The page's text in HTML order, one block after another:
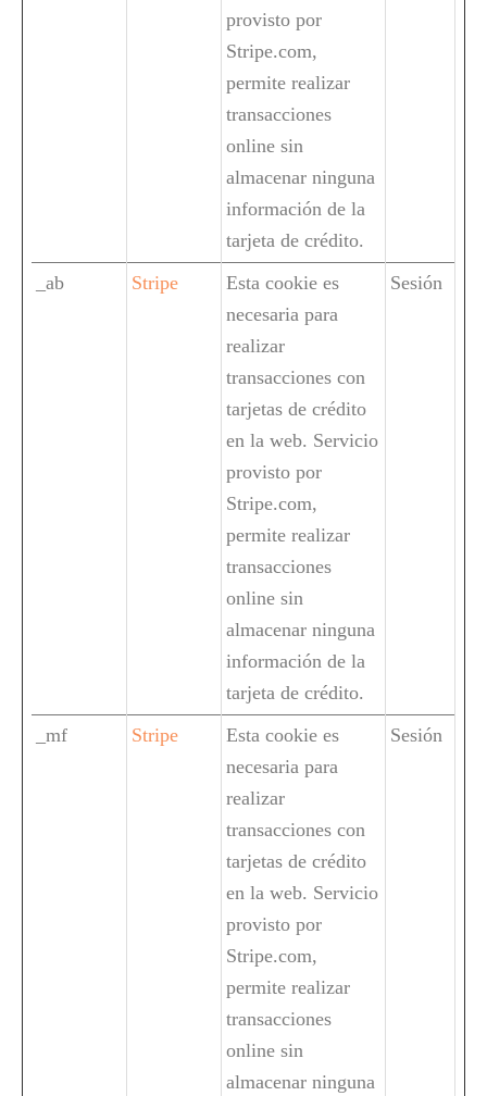
provisto por
Stripe.com,
permite realizar
transacciones
online sin
almacenar ninguna
información de la
tarjeta de crédito.
_ab Stripe
Esta cookie es
necesaria para
realizar
transacciones con
tarjetas de crédito
en la web. Servicio
provisto por
Stripe.com,
permite realizar
transacciones
online sin
almacenar ninguna
información de la
tarjeta de crédito.
Sesión
_mf Stripe
Esta cookie es
necesaria para
realizar
transacciones con
tarjetas de crédito
en la web. Servicio
provisto por
Stripe.com,
permite realizar
transacciones
online sin
almacenar ninguna
Sesión